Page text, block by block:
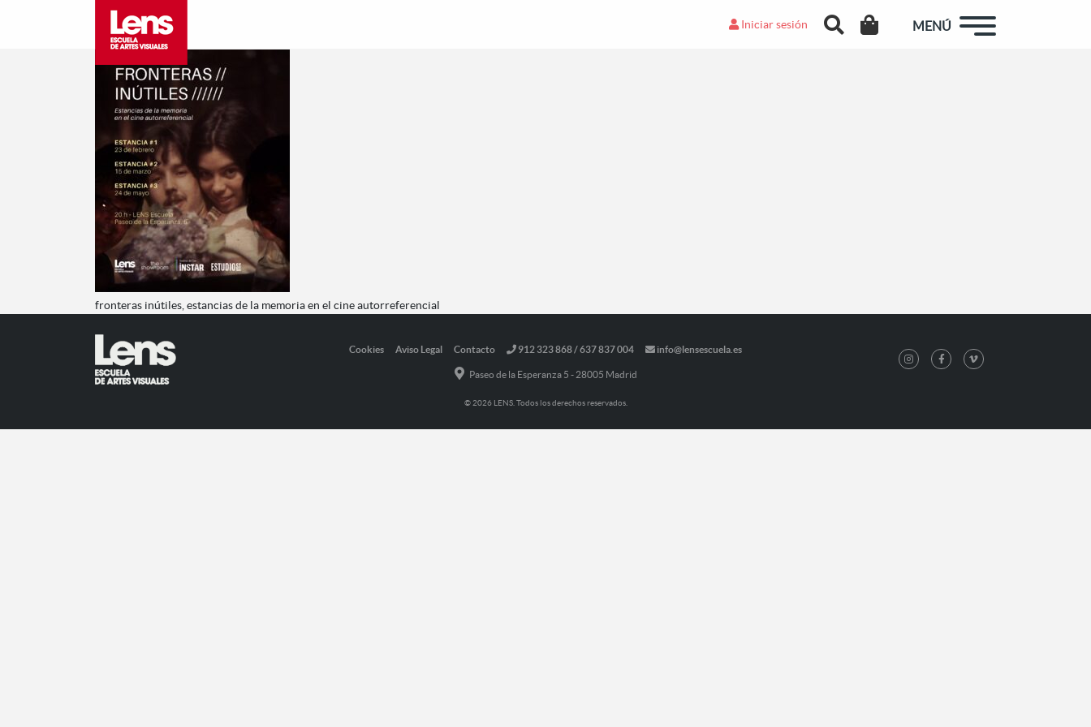
Iniciar sesión MENÚ
fronteras inútiles, estancias de la memoria en el cine autorreferencial
Cookies Aviso Legal Contacto 912 323 868 / 637 837 004 info@lensescuela.es
Paseo de la Esperanza 5 - 28005 Madrid
© 2026 LENS. Todos los derechos reservados.